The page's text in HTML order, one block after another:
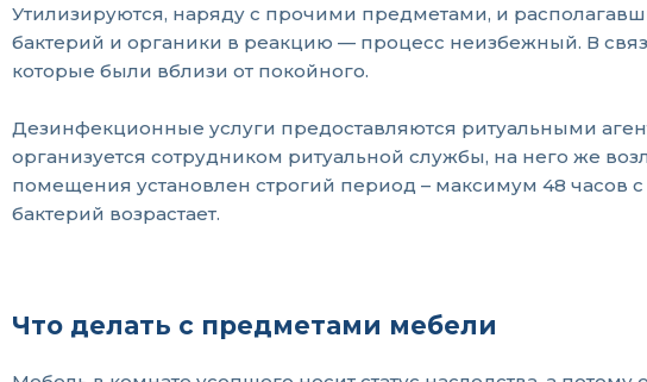
Утилизируются, наряду с прочими предметами, и
бактерий и органики в реакцию — процесс неизбежный. В
которые были вблизи от покойного.
Дезинфекционные услуги предоставляются ритуальными
организуется сотрудником ритуальной службы, на него же
помещения установлен строгий период – максимум 48 часов
бактерий возрастает.
Что делать с предметами мебели